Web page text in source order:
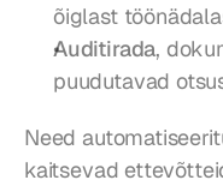
õiglast
Auditirada,
puudutavad
Need
kaitsevad